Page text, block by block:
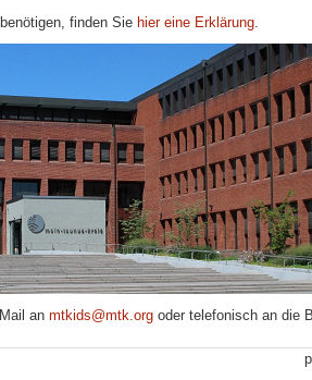
finden Sie hier eine Erklärung.
an mtkids@mtk.orgoder telefonisch an die